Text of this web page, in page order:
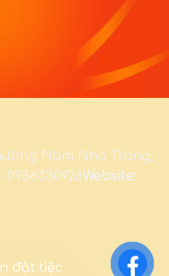
Nam Nha Trang,
0936330928Website:
đặt tiệc